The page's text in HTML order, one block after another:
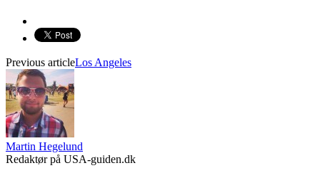
Previous articleLos Angeles
Martin Hegelund
Redaktør på USA-guiden.dk